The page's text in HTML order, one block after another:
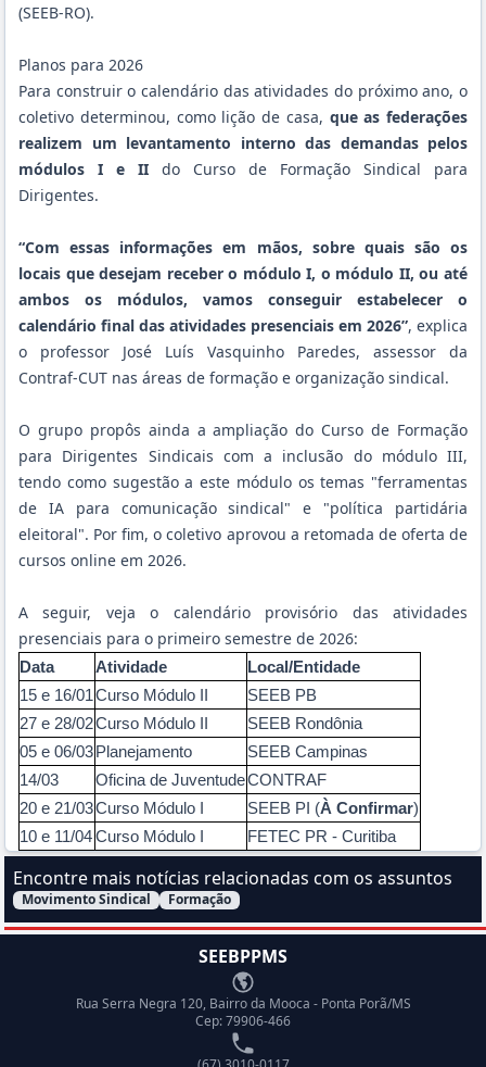
(SEEB-RO).
Planos para 2026
Para construir o calendário das atividades do próximo ano, o
coletivo determinou, como lição de casa, que as federações
realizem um levantamento interno das demandas pelos
módulos I e II do Curso de Formação Sindical para
Dirigentes.
“Com essas informações em mãos, sobre quais são os
locais que desejam receber o módulo I, o módulo II, ou até
ambos os módulos, vamos conseguir estabelecer o
calendário final das atividades presenciais em 2026”, explica
o professor José Luís Vasquinho Paredes, assessor da
Contraf-CUT nas áreas de formação e organização sindical.
O grupo propôs ainda a ampliação do Curso de Formação
para Dirigentes Sindicais com a inclusão do módulo III,
tendo como sugestão a este módulo os temas "ferramentas
de IA para comunicação sindical" e "política partidária
eleitoral". Por fim, o coletivo aprovou a retomada de oferta de
cursos online em 2026.
A seguir, veja o calendário provisório das atividades
presenciais para o primeiro semestre de 2026:
Data Atividade
Local/Entidade
15 e 16/01Curso Módulo II
SEEB PB
27 e 28/02Curso Módulo II
SEEB Rondônia
05 e 06/03 Planejamento
SEEB Campinas
14/03
Oficina de JuventudeCONTRAF
20 e 21/03Curso Módulo I SEEB PI (À Confirmar)
10 e 11/04Curso Módulo I FETEC PR - Curitiba
Encontre mais notícias relacionadas com os assuntos
Filtrar Notícias pelo assunto:
Movimento Sindical Formação
SEEBPPMS
Endereço
Rua Serra Negra 120, Bairro da Mooca - Ponta Porã/MS
Cep: 79906-466
Telefone